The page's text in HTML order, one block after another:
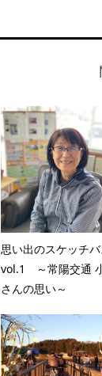
思い出のスケッチバ
vol.1 ～常陽交通
さんの思い～